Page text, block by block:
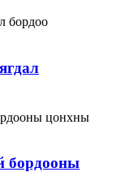
бордооны